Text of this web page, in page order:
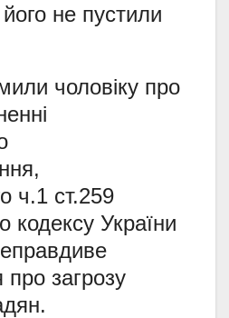
його не пустили
чоловіку про
ч.1 ст.259
кодексу України
загрозу